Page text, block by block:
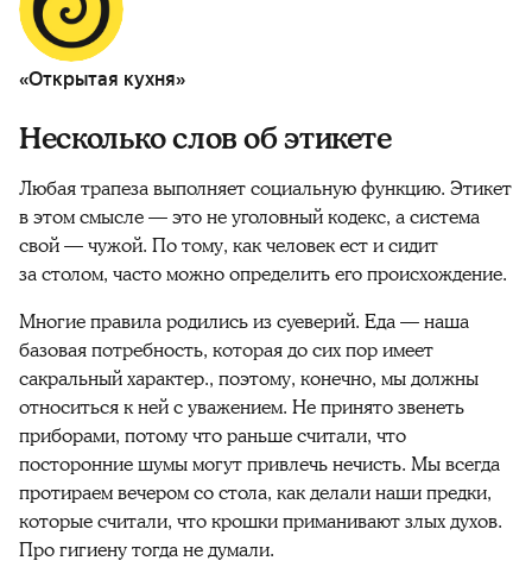
«Открытая кухня»
Несколько слов об этикете
Любая трапеза выполняет социальную функцию. Этикет
в этом смысле — это не уголовный кодекс, а система
свой — чужой. По тому, как человек ест и сидит
за столом, часто можно определить его происхождение.
Многие правила родились из суеверий. Еда — наша
базовая потребность, которая до сих пор имеет
сакральный характер., поэтому, конечно, мы должны
относиться к ней с уважением. Не принято звенеть
приборами, потому что раньше считали, что
посторонние шумы могут привлечь нечисть. Мы всегда
протираем вечером со стола, как делали наши предки,
которые считали, что крошки приманивают злых духов.
Про гигиену тогда не думали.